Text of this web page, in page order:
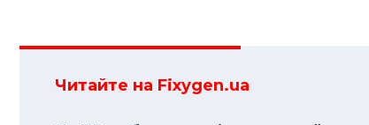
Читайте на Fixygen.ua